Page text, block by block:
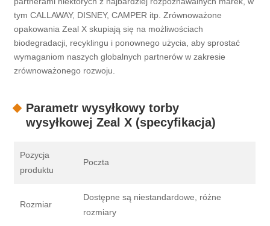
tym CALLAWAY, DISNEY, CAMPER itp. Zrównoważone
opakowania Zeal X skupiają się na możliwościach
biodegradacji, recyklingu i ponownego użycia, aby sprostać
wymaganiom naszych globalnych partnerów w zakresie
zrównoważonego rozwoju.
Parametr wysyłkowy torby
wysyłkowej Zeal X (specyfikacja)
Pozycja
produktu
Poczta
Rozmiar
Dostępne są niestandardowe, różne
rozmiary